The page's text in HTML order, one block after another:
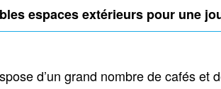
espaces extérieurs pour une
d’un grand nombre de cafés